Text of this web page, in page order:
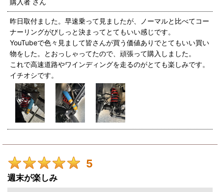
購入者 さん
昨日取付ました。早速乗って見ましたが、ノーマルと比べてコー
ナーリングがびしっと決まってとてもいい感じです。
YouTubeで色々見まして皆さんが買う価値ありでとてもいい買い
物をした。とおっしゃってたので、頑張って購入しました。
これで高速道路やワインディングを走るのがとても楽しみです。
イチオシです。
5
週末が楽しみ